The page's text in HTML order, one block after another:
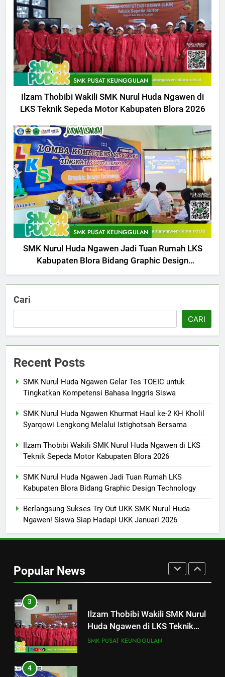
SMK PUSAT KEUNGGULAN
Ilzam Thobibi Wakili SMK Nurul Huda Ngawen di
LKS Teknik Sepeda Motor Kabupaten Blora 2026
SMK PUSAT KEUNGGULAN
SMK Nurul Huda Ngawen Jadi Tuan Rumah LKS
Kabupaten Blora Bidang Graphic Design
Technology
Cari
CARI
Recent Posts
SMK Nurul Huda Ngawen Gelar Tes TOEIC untuk
Tingkatkan Kompetensi Bahasa Inggris Siswa
SMK Nurul Huda Ngawen Khurmat Haul ke-2 KH Kholil
Syarqowi Lengkong Melalui Istighotsah Bersama
Ilzam Thobibi Wakili SMK Nurul Huda Ngawen di LKS
Teknik Sepeda Motor Kabupaten Blora 2026
SMK Nurul Huda Ngawen Jadi Tuan Rumah LKS
Kabupaten Blora Bidang Graphic Design Technology
Berlangsung Sukses Try Out UKK SMK Nurul Huda
Ngawen! Siswa Siap Hadapi UKK Januari 2026
Popular News
5
Berlangsung Sukses Try Out
UKK SMK Nurul Huda Ngawen!
Siswa Siap Hadapi UKK Januari
2026
FASHION
7
SMK Nurul Huda Ngawen Awali
Sukses! EKKS SMK Nurul Huda
Ngawen Digelar dengan
Pendidikan
SMK PUSAT KEUNGGULAN
SMK Nurul Huda Ngawen Gelar
Tes TOEIC untuk Tingkatkan
Kompetensi Bahasa Inggris
Siswa
SMK PUSAT KEUNGGULAN
2
Khurmat Haul ke-2 KH Kholil
Syarqowi Lengkong Melalui
Istighotsah Bersama
3
Ilzam Thobibi Wakili SMK Nurul
Huda Ngawen di LKS Teknik
Sepeda Motor Kabupaten Blora
SMK PUSAT KEUNGGULAN
4